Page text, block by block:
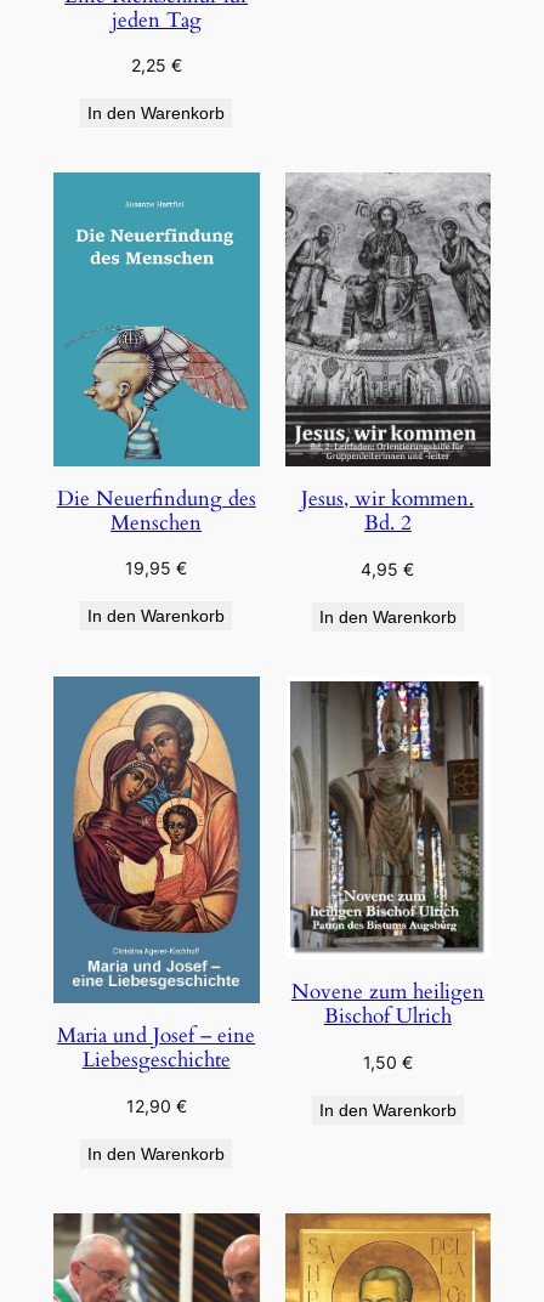
jeden Tag
2,25 €
In den Warenkorb
Die Neuerfindung des
Menschen
19,95€
In den Warenkorb
Jesus, wir kommen.
Bd. 2
4,95€
In den Warenkorb
Maria und Josef – eine
Liebesgeschichte
12,90 €
In den Warenkorb
Novene zum heiligen
Bischof Ulrich
1,50 €
In den Warenkorb